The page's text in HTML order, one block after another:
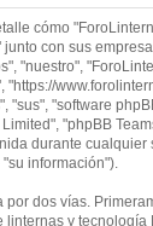
cómo
junto con sus
"nuestro",
"https://
"sus", "software
"phpBB
durante cualquier
información").
dos vías.
linternas y tecnología